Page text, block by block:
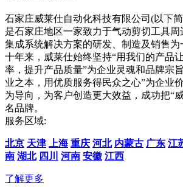
石家庄威莱仕自动化科技有限公司(以下简
是石家庄地区一家致力于气动剪切工具
集成系统解决方案的研发、制造及销售为
十年来，威莱仕始终坚持“用我们的产品
率，提升产品质量”为企业灵魂和品牌宗
业之本，用优质服务得民众之心”为企业
为导向，为客户创造更大效益，成功把“
名品牌。
服务区域:
北京 天津 上海 重庆 河北 内蒙古 广东 江
南 湖北 四川 河南 安徽 江西
了解更多